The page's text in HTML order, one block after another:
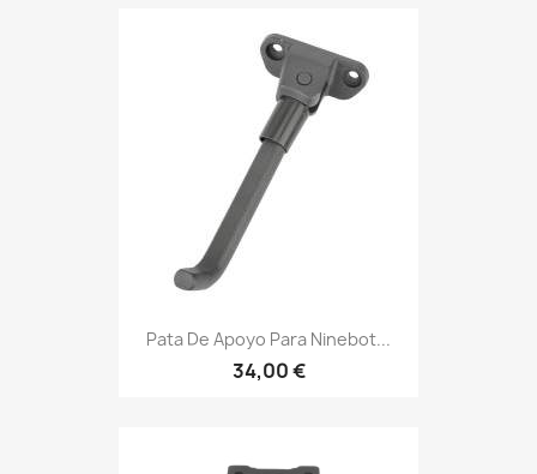
Pata De Apoyo Para Ninebot...
34,00 €